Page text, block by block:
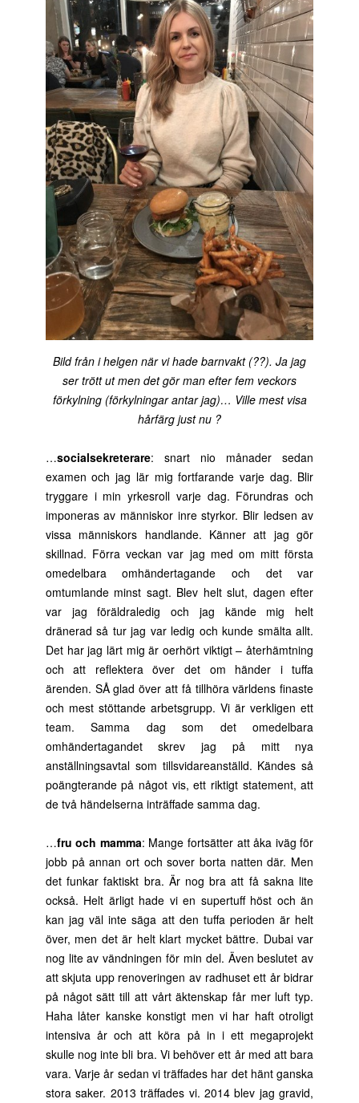
Bild från i helgen när vi hade barnvakt (??). Ja jag
ser trött ut men det gör man efter fem veckors
förkylning (förkylningar antar jag)… Ville mest visa
hårfärg just nu ?
…socialsekreterare: snart nio månader sedan
examen och jag lär mig fortfarande varje dag. Blir
tryggare i min yrkesroll varje dag. Förundras och
imponeras av människor inre styrkor. Blir ledsen av
vissa människors handlande. Känner att jag gör
skillnad. Förra veckan var jag med om mitt första
omedelbara omhändertagande och det var
omtumlande minst sagt. Blev helt slut, dagen efter
var jag föräldraledig och jag kände mig helt
dränerad så tur jag var ledig och kunde smälta allt.
Det har jag lärt mig är oerhört viktigt – återhämtning
och att reflektera över det om händer i tuffa
ärenden. SÅ glad över att få tillhöra världens finaste
och mest stöttande arbetsgrupp. Vi är verkligen ett
team. Samma dag som det omedelbara
omhändertagandet skrev jag på mitt nya
anställningsavtal som tillsvidareanställd. Kändes så
poängterande på något vis, ett riktigt statement, att
de två händelserna inträffade samma dag.
…fru och mamma: Mange fortsätter att åka iväg för
jobb på annan ort och sover borta natten där. Men
det funkar faktiskt bra. Är nog bra att få sakna lite
också. Helt ärligt hade vi en supertuff höst och än
kan jag väl inte säga att den tuffa perioden är helt
över, men det är helt klart mycket bättre. Dubai var
nog lite av vändningen för min del. Även beslutet av
att skjuta upp renoveringen av radhuset ett år bidrar
på något sätt till att vårt äktenskap får mer luft typ.
Haha låter kanske konstigt men vi har haft otroligt
intensiva år och att köra på in i ett megaprojekt
skulle nog inte bli bra. Vi behöver ett år med att bara
vara. Varje år sedan vi träffades har det hänt ganska
stora saker. 2013 träffades vi. 2014 blev jag gravid,